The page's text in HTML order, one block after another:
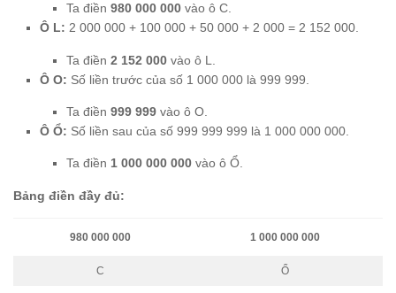
Ta điền 980 000 000 vào ô C.
Ô L: 2 000 000 + 100 000 + 50 000 + 2 000 = 2 152 000.
Ta điền 2 152 000 vào ô L.
Ô O: Số liền trước của số 1 000 000 là 999 999.
Ta điền 999 999 vào ô O.
Ô Ổ: Số liền sau của số 999 999 999 là 1 000 000 000.
Ta điền 1 000 000 000 vào ô Ổ.
Bảng điền đầy đủ:
980 000 000 1 000 000 000
C Ổ